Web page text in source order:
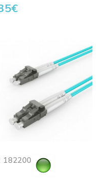
€
182200